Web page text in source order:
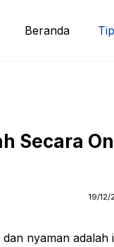
Beranda
Secara
19/12/
nyaman adalah